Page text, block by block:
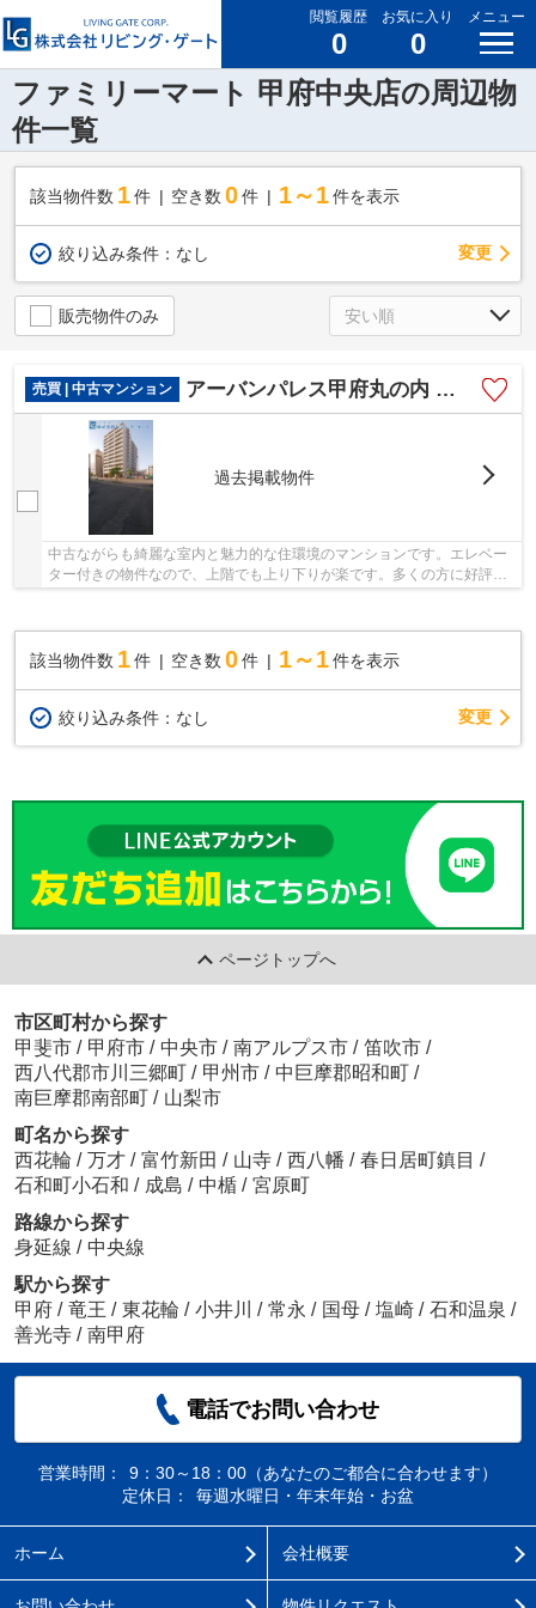
閲覧履歴
0
お気に入り
0
メニュー
ファミリーマート 甲府中央店の周辺物
件一覧
該当物件数 1件 空き数 0 件 1～1 件を表示
絞り込み条件： なし 変更
販売物件のみ
売買 | 中古マンション アーバンパレス甲府丸の内 築浅角部屋 専有78.26平米
過去掲載物件
中古ながらも綺麗な室内と魅力的な住環境のマンションです。エレベー
ター付きの物件なので、上階でも上り下りが楽です。多くの方に好評の
該当物件数 1件 空き数 0 件 1～1 件を表示
絞り込み条件： なし 変更
ページトップへ
市区町村から探す
甲斐市 / 甲府市 / 中央市 / 南アルプス市 / 笛吹市 /
西八代郡市川三郷町 / 甲州市 / 中巨摩郡昭和町 /
南巨摩郡南部町 / 山梨市
町名から探す
西花輪 / 万才 / 富竹新田 / 山寺 / 西八幡 / 春日居町鎮目 /
石和町小石和 / 成島 / 中楯 / 宮原町
路線から探す
身延線 / 中央線
駅から探す
甲府 / 竜王 / 東花輪 / 小井川 / 常永 / 国母 / 塩崎 / 石和温泉 /
善光寺 / 南甲府
電話でお問い合わせ
営業時間：
9：30～18：00（あなたのご都合に合わせます）
定休日：
毎週水曜日・年末年始・お盆
ホーム 会社概要